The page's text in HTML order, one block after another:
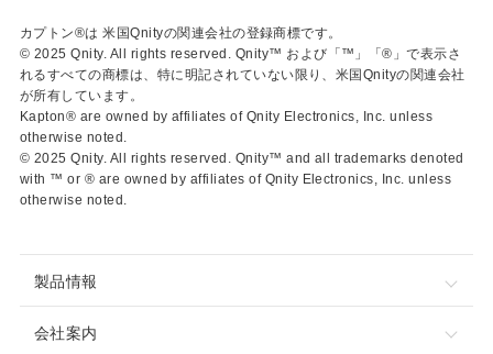
カプトン®は 米国Qnityの関連会社の登録商標です。
© 2025 Qnity. All rights reserved. Qnity™ および「™」「®」で表示さ
れるすべての商標は、特に明記されていない限り、米国Qnityの関連会社
が所有しています。
Kapton® are owned by affiliates of Qnity Electronics, Inc. unless
otherwise noted.
© 2025 Qnity. All rights reserved. Qnity™ and all trademarks denoted
with ™ or ® are owned by affiliates of Qnity Electronics, Inc. unless
otherwise noted.
製品情報
会社案内